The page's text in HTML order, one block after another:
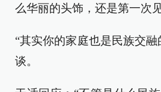
么华丽的头饰，还是第一次
“其实你的家庭也是民族交
谈。